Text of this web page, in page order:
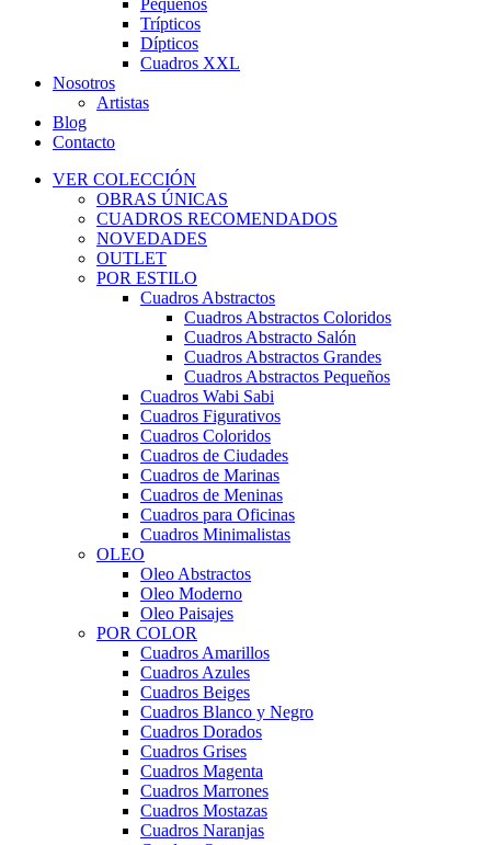
Pequeños
Trípticos
Dípticos
Cuadros XXL
Nosotros
Artistas
Blog
Contacto
VER COLECCIÓN
OBRAS ÚNICAS
CUADROS RECOMENDADOS
NOVEDADES
OUTLET
POR ESTILO
Cuadros Abstractos
Cuadros Abstractos Coloridos
Cuadros Abstracto Salón
Cuadros Abstractos Grandes
Cuadros Abstractos Pequeños
Cuadros Wabi Sabi
Cuadros Figurativos
Cuadros Coloridos
Cuadros de Ciudades
Cuadros de Marinas
Cuadros de Meninas
Cuadros para Oficinas
Cuadros Minimalistas
OLEO
Oleo Abstractos
Oleo Moderno
Oleo Paisajes
POR COLOR
Cuadros Amarillos
Cuadros Azules
Cuadros Beiges
Cuadros Blanco y Negro
Cuadros Dorados
Cuadros Grises
Cuadros Magenta
Cuadros Marrones
Cuadros Mostazas
Cuadros Naranjas